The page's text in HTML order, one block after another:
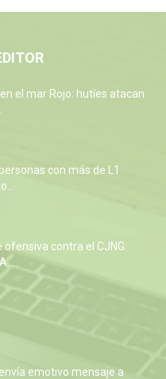
el mar Rojo: hutíes atacan
con más de L1
ofensiva contra el CJNG:
emotivo mensaje a